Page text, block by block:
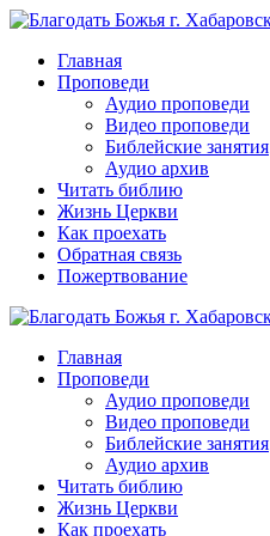
Перейти
контентуГлавная
Проповеди
Аудио проповеди
Видео проповеди
Библейские занятия
Аудио архив
Читать библию
Жизнь Церкви
Как проехать
Обратная связь
Пожертвование
Главная
Проповеди
Аудио проповеди
Видео проповеди
Библейские занятия
Аудио архив
Читать библию
Жизнь Церкви
Как проехать